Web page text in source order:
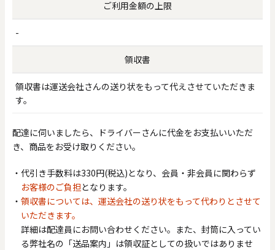
ご利用金額の上限
-
領収書
領収書は運送会社さんの送り状をもって代えさせていただきま
す。
配達に伺いましたら、ドライバーさんに代金をお支払いいただ
き、商品をお受け取りください。
代引き手数料は330円(税込)となり、会員・非会員に関わらず
お客様のご負担となります。
領収書については、運送会社の送り状をもって代わりとさせて
いただきます。
詳細は配達員にお問い合わせください。また、封筒に入ってい
る弊社名の「送品案内」は領収証としての扱いではありませ